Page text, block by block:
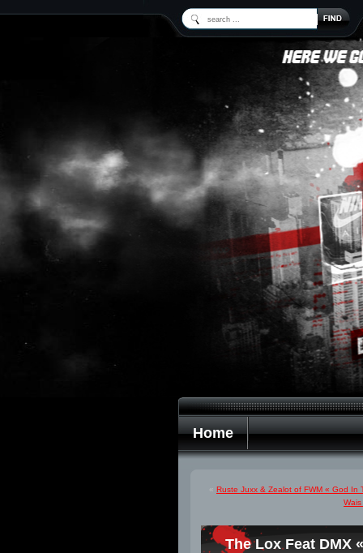
Home
« Ruste Juxx & Zealot of FWM « God In
The Lox Feat DMX